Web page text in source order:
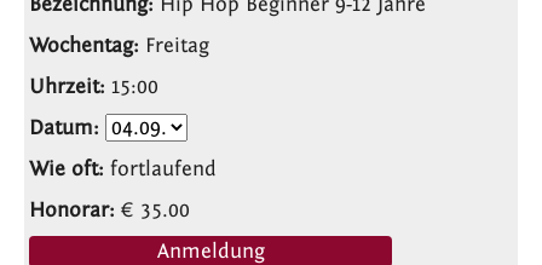
Freitag
15:00
fortlaufend
€ 35.00
Anmeldung